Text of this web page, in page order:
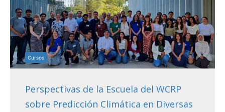
Cursos
Perspectivas de la Escuela del WCRP
sobre Predicción Climática en Diversas